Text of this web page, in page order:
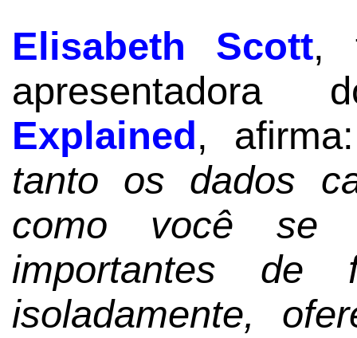
Elisabeth Scott,
Explained,
tanto os dados
como você se
importantes de
isoladamente,